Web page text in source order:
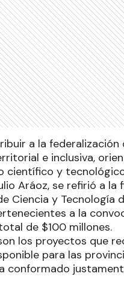
a la
e inclusiva,
científico y
Aráoz, se refirió a
y Tecnología
a la
de $100 millones.
los proyectos que
para las
conformado